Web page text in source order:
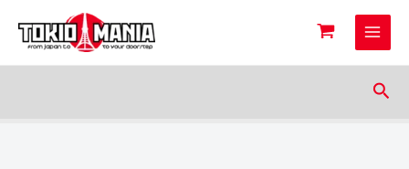
Skip to content